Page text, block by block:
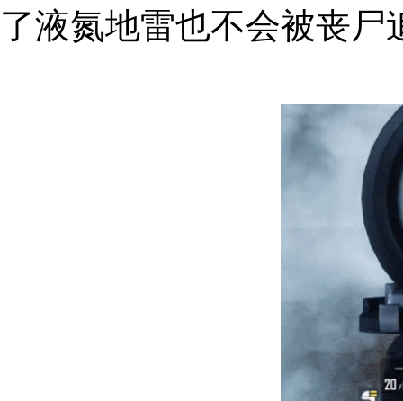
了液氮地雷也不会被丧尸